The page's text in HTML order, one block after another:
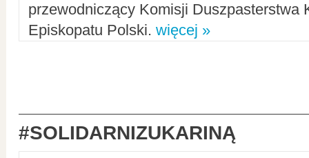
przewodniczący Komisji Duszpasterstwa
Episkopatu Polski. więcej »
#SOLIDARNIZUKARINĄ